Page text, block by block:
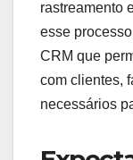
fatores
satisfação